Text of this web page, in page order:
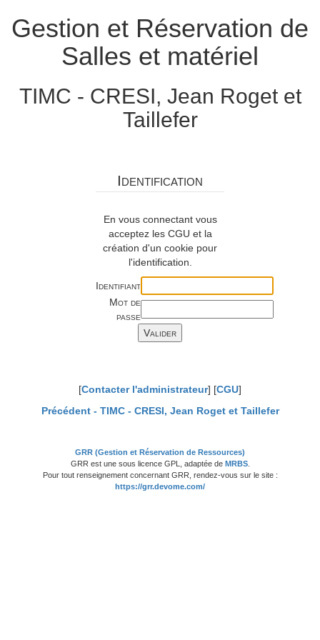
Gestion et Réservation de
Salles et matériel
TIMC - CRESI, Jean Roget et
Taillefer
Identification
En vous connectant vous
acceptez les CGU et la
création d'un cookie pour
l'identification.
Identifiant
Mot de
passe
[Contacter l'administrateur] [CGU]
Précédent - TIMC - CRESI, Jean Roget et Taillefer
GRR (Gestion et Réservation de Ressources)
GRR est une sous licence GPL, adaptée de MRBS.
Pour tout renseignement concernant GRR, rendez-vous sur le site :
https://grr.devome.com/